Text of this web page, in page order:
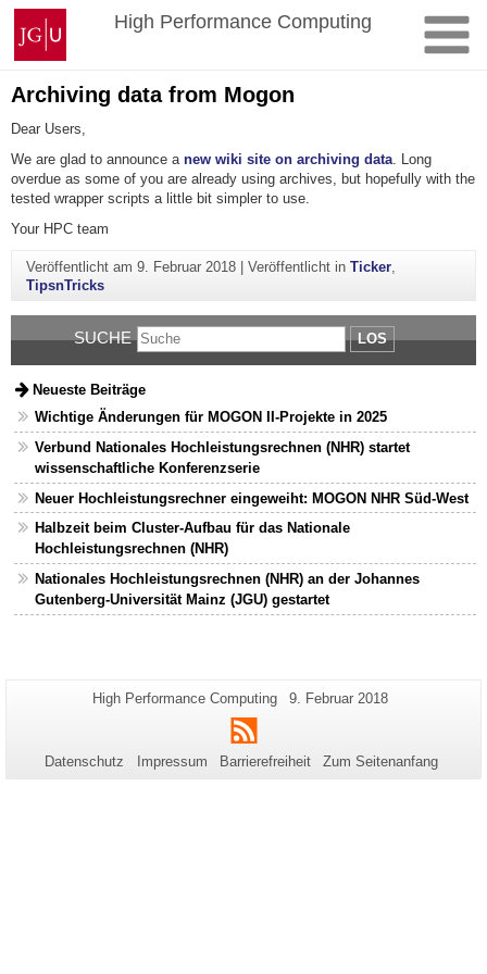
Zum
Inhalt
springen
Johannes
Gutenberg-
Universität
Mainz
High Performance Computing
Archiving data from Mogon
Dear Users,
We are glad to announce a new wiki site on archiving data . Long
overdue as some of you are already using archives, but hopefully with the
tested wrapper scripts a little bit simpler to use.
Your HPC team
Veröffentlicht am 9. Februar 2018| Veröffentlicht in Ticker,
TipsnTricks
SUCHE LOS
Neueste Beiträge
Wichtige Änderungen für MOGON II-Projekte in 2025
Verbund Nationales Hochleistungsrechnen (NHR) startet
wissenschaftliche Konferenzserie
Neuer Hochleistungsrechner eingeweiht: MOGON NHR Süd-West
Halbzeit beim Cluster-Aufbau für das Nationale
Hochleistungsrechnen (NHR)
Nationales Hochleistungsrechnen (NHR) an der Johannes
Gutenberg-Universität Mainz (JGU) gestartet
Zusätzliche
Informationen
zu
dieser
Seiten-
High Performance Computing
Letzte
9. Februar 2018
RSS
Datenschutz Impressum Barrierefreiheit Zum Seitenanfang